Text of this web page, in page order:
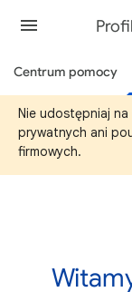
Centrum pomocy
Nie udostępniaj
prywatnych ani
firmowych.